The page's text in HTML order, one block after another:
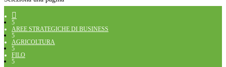

5
AREE STRATEGICHE DI BUSINESS
5
AGRICOLTURA
5
FILO
5